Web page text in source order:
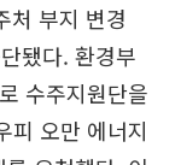
처 부지 변경
됐다. 환경부
수주지원단을
피 오만 에너지